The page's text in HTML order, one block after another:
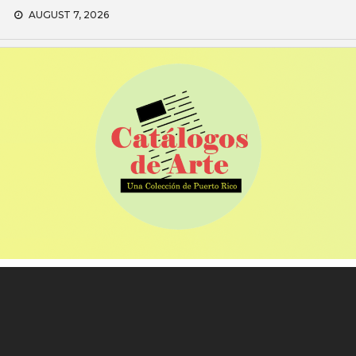
Skip
content
AUGUST 7, 2026